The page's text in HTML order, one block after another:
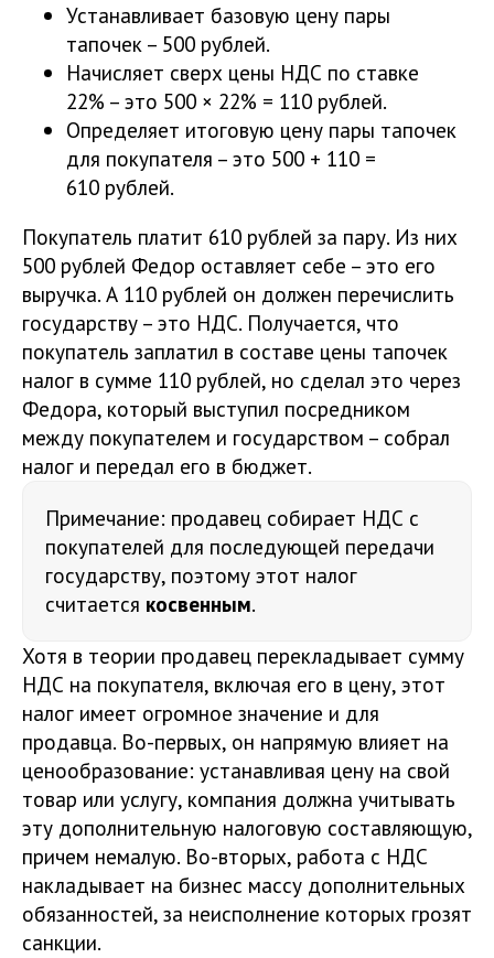
Устанавливает базовую цену пары
тапочек – 500 рублей.
Начисляет сверх цены НДС по ставке
22% – это 500 × 22% = 110 рублей.
Определяет итоговую цену пары тапочек
для покупателя – это 500 + 110 =
610 рублей.
Покупатель платит 610 рублей за пару. Из них
500 рублей Федор оставляет себе – это его
выручка. А 110 рублей он должен перечислить
государству – это НДС. Получается, что
покупатель заплатил в составе цены тапочек
налог в сумме 110 рублей, но сделал это через
Федора, который выступил посредником
между покупателем и государством – собрал
налог и передал его в бюджет.
Примечание: продавец собирает НДС с
покупателей для последующей передачи
государству, поэтому этот налог
считается косвенным.
Хотя в теории продавец перекладывает сумму
НДС на покупателя, включая его в цену, этот
налог имеет огромное значение и для
продавца. Во-первых, он напрямую влияет на
ценообразование: устанавливая цену на свой
товар или услугу, компания должна учитывать
эту дополнительную налоговую составляющую,
причем немалую. Во-вторых, работа с НДС
накладывает на бизнес массу дополнительных
обязанностей, за неисполнение которых грозят
санкции.